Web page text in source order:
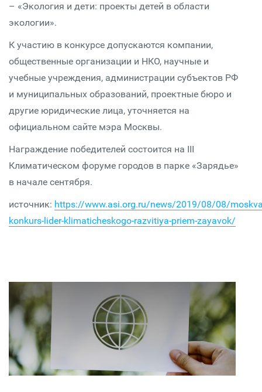
– «Экология и дети: проекты детей в области
экологии».
К участию в конкурсе допускаются компании,
общественные организации и НКО, научные и
учебные учреждения, администрации субъектов РФ
и муниципальных образований, проектные бюро и
другие юридические лица, уточняется на
официальном сайте мэра Москвы.
Награждение победителей состоится на III
Климатическом форуме городов в парке «Зарядье»
в начале сентября.
источник: https://www.asi.org.ru/news/2019/08/08/
konkurs-lider-klimaticheskogo-razvitiya-priem-zayavok/